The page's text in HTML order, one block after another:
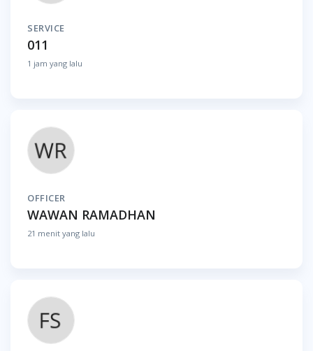
SERVICE
011
1 jam yang lalu
OFFICER
WAWAN RAMADHAN
21 menit yang lalu